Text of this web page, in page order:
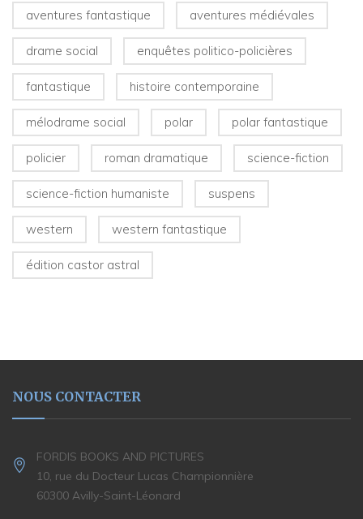
aventures fantastique aventures médiévales
drame social enquêtes politico-policières
fantastique histoire contemporaine
mélodrame social polar polar fantastique
policier roman dramatique science-fiction
science-fiction humaniste suspens
western western fantastique
édition castor astral
NOUS CONTACTER
FORDIS BOOKS AND PICTURES
10, rue du Docteur Lucas Championnière
60300 Avilly-Saint-Léonard